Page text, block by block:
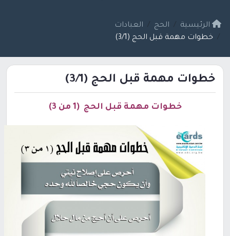
الرئيسية الحج
العبادات
خطوات مهمة قبل الحج (3/1)
خطوات مهمة قبل الحج (3/1)
خطوات مهمة قبل الحج (1 من 3)